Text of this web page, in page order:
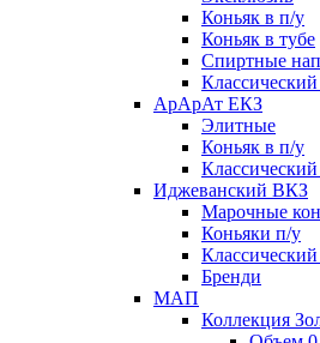
Коньяк в п/у
Коньяк в тубе
Спиртные
АрАрАт ЕКЗ
Элитные
Коньяк в п/у
Иджеванский ВКЗ
Марочные
Коньяки п/у
Бренди
МАП
Коллекция